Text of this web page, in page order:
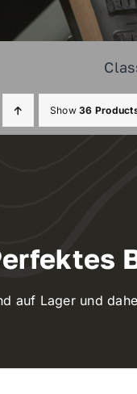
Show36
auf Lager und